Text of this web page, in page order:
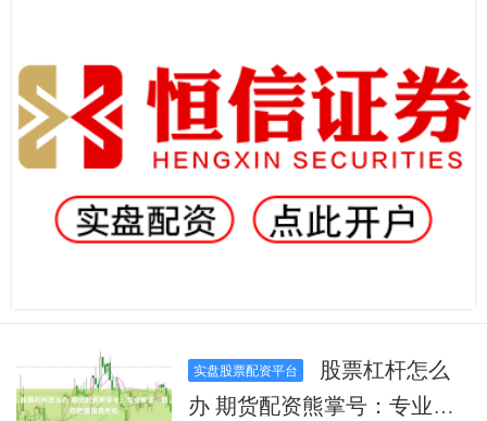
实盘股票配资平台
办 期货配资熊掌号：专业解